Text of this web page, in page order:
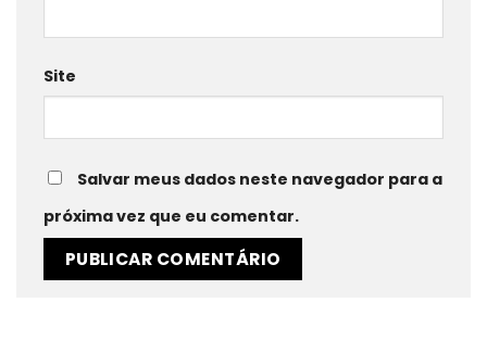
Site
Salvar meus dados neste navegador para a
próxima vez que eu comentar.